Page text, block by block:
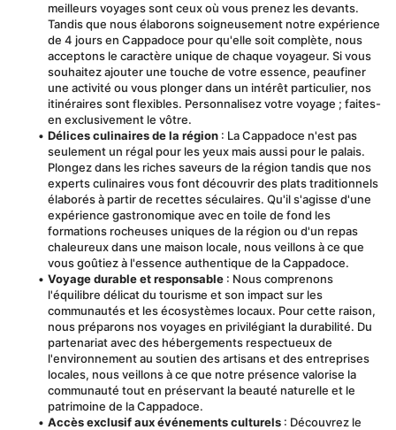
meilleurs voyages sont ceux où vous prenez les devants.
Tandis que nous élaborons soigneusement notre expérience
de 4 jours en Cappadoce pour qu'elle soit complète, nous
acceptons le caractère unique de chaque voyageur. Si vous
souhaitez ajouter une touche de votre essence, peaufiner
une activité ou vous plonger dans un intérêt particulier, nos
itinéraires sont flexibles. Personnalisez votre voyage ; faites-
en exclusivement le vôtre.
Délices culinaires de la région : La Cappadoce n'est pas
seulement un régal pour les yeux mais aussi pour le palais.
Plongez dans les riches saveurs de la région tandis que nos
experts culinaires vous font découvrir des plats traditionnels
élaborés à partir de recettes séculaires. Qu'il s'agisse d'une
expérience gastronomique avec en toile de fond les
formations rocheuses uniques de la région ou d'un repas
chaleureux dans une maison locale, nous veillons à ce que
vous goûtiez à l'essence authentique de la Cappadoce.
Voyage durable et responsable : Nous comprenons
l'équilibre délicat du tourisme et son impact sur les
communautés et les écosystèmes locaux. Pour cette raison,
nous préparons nos voyages en privilégiant la durabilité. Du
partenariat avec des hébergements respectueux de
l'environnement au soutien des artisans et des entreprises
locales, nous veillons à ce que notre présence valorise la
communauté tout en préservant la beauté naturelle et le
patrimoine de la Cappadoce.
Accès exclusif aux événements culturels : Découvrez le